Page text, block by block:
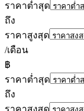
ราคาต่ำสุด
ถึง
ราคาสูงสุด
/เดือน
฿
ราคาต่ำสุด
ถึง
ราคาสูงสุด